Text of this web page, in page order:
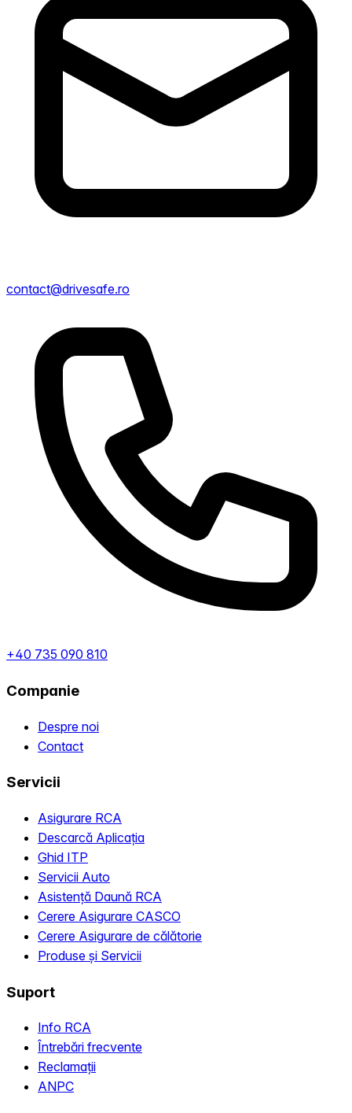
contact@drivesafe.ro
+40 735 090 810
Companie
Despre noi
Contact
Servicii
Asigurare RCA
Descarcă Aplicația
Ghid ITP
Servicii Auto
Asistență Daună RCA
Cerere Asigurare CASCO
Cerere Asigurare de călătorie
Produse și Servicii
Suport
Info RCA
Întrebări frecvente
Reclamații
ANPC